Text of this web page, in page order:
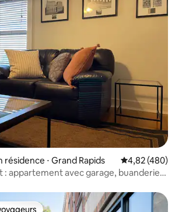
⋅ Grand Rapids Évaluation
4,82 (480)
: appartement avec garage, buanderie,